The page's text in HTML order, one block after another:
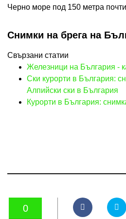
Черно море под 150 метра
Снимки на брега на
Свързани статии
Железници на България -
Ски курорти в България:
Алпийски ски в България
Курорти в България:
0